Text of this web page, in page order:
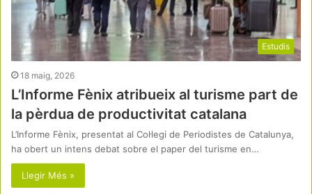
Estudis
18 maig, 2026
L’Informe Fènix atribueix al turisme part de
la pèrdua de productivitat catalana
L’Informe Fènix, presentat al Col·legi de Periodistes de Catalunya,
ha obert un intens debat sobre el paper del turisme en…
Llegir Més »